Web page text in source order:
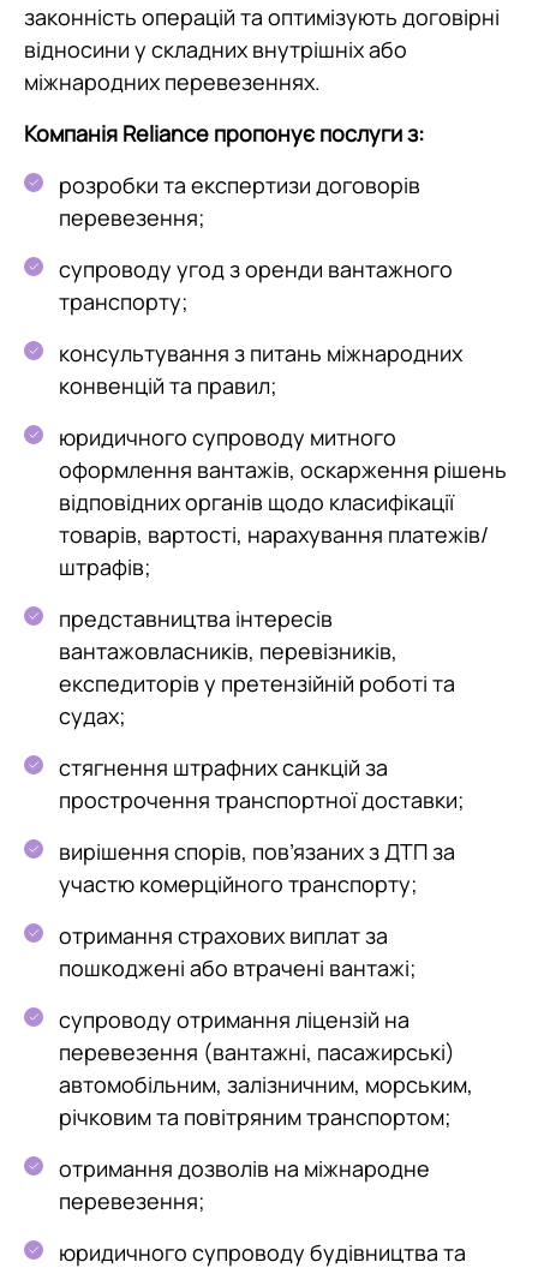
законність операцій та оптимізують договірні
відносини у складних внутрішніх або
міжнародних перевезеннях.
Компанія Reliance пропонує послуги з:
розробки та експертизи договорів
перевезення;
супроводу угод з оренди вантажного
транспорту;
консультування з питань міжнародних
конвенцій та правил;
юридичного супроводу митного
оформлення вантажів, оскарження рішень
відповідних органів щодо класифікації
товарів, вартості, нарахування платежів/
штрафів;
представництва інтересів
вантажовласників, перевізників,
експедиторів у претензійній роботі та
судах;
стягнення штрафних санкцій за
прострочення транспортної доставки;
вирішення спорів, пов’язаних з ДТП за
участю комерційного транспорту;
отримання страхових виплат за
пошкоджені або втрачені вантажі;
супроводу отримання ліцензій на
перевезення (вантажні, пасажирські)
автомобільним, залізничним, морським,
річковим та повітряним транспортом;
отримання дозволів на міжнародне
перевезення;
юридичного супроводу будівництва та